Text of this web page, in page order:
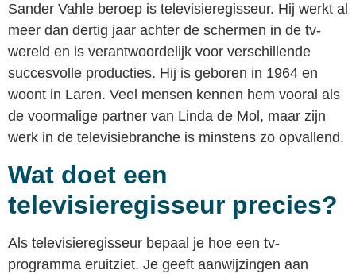
Sander Vahle beroep is televisieregisseur. Hij werkt al
meer dan dertig jaar achter de schermen in de tv-
wereld en is verantwoordelijk voor verschillende
succesvolle producties. Hij is geboren in 1964 en
woont in Laren. Veel mensen kennen hem vooral als
de voormalige partner van Linda de Mol, maar zijn
werk in de televisiebranche is minstens zo opvallend.
Wat doet een
televisieregisseur precies?
Als televisieregisseur bepaal je hoe een tv-
programma eruitziet. Je geeft aanwijzingen aan